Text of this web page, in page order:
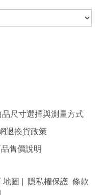
尺寸選擇與測量方式
退換貨政策
售價說明
地圖 | 隱私權保護 條款